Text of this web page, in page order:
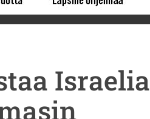
Israelia